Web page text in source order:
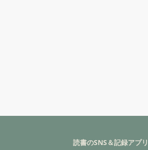
読書のSNS＆記録アプリ